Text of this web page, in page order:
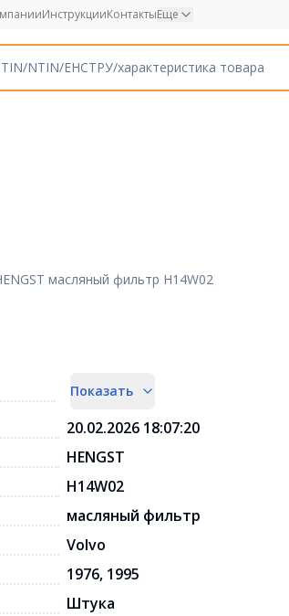
ИнструкцииКонтактыЕще
масляный фильтр H14W02
Показать
20.02.2026 18:07:20
HENGST
H14W02
масляный фильтр
Volvo
1976, 1995
Штука